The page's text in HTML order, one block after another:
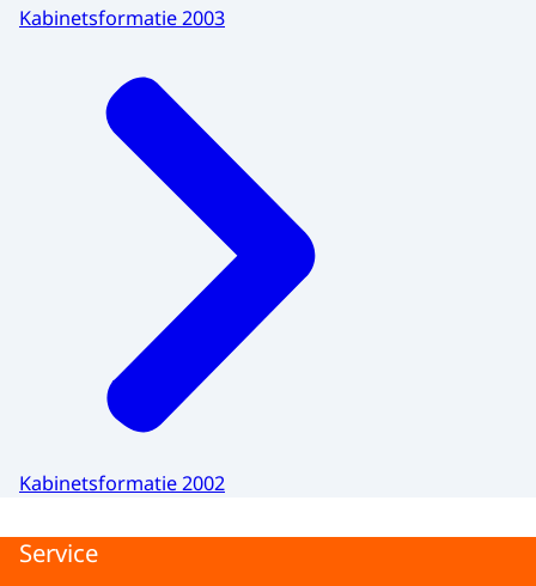
Kabinetsformatie 2003
Kabinetsformatie 2002
Service